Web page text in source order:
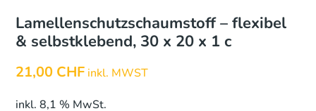
Lamellenschutzschaumstoff – flexibel
& selbstklebend, 30 x 20 x 1 c
21,00 CHF inkl. MWST
inkl. 8,1 % MwSt.